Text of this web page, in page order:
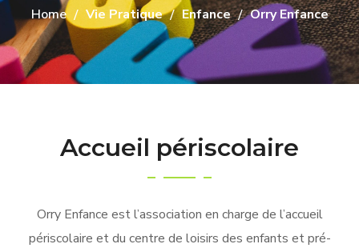
Home Vie Pratique Enfance Orry Enfance
Accueil périscolaire
Orry Enfance est l’association en charge de l’accueil
périscolaire et du centre de loisirs des enfants et pré-